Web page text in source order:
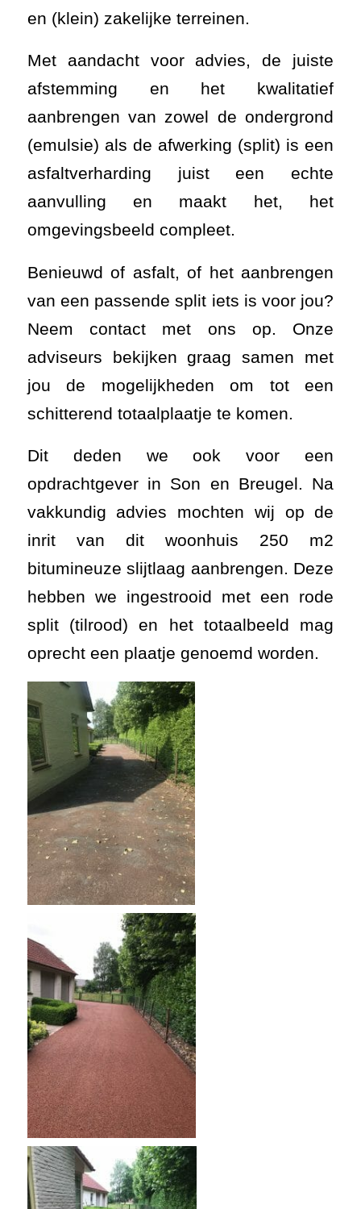
en (klein) zakelijke terreinen.
Met aandacht voor advies, de juiste
afstemming en het kwalitatief
aanbrengen van zowel de ondergrond
(emulsie) als de afwerking (split) is een
asfaltverharding juist een echte
aanvulling en maakt het, het
omgevingsbeeld compleet.
Benieuwd of asfalt, of het aanbrengen
van een passende split iets is voor jou?
Neem contact met ons op. Onze
adviseurs bekijken graag samen met
jou de mogelijkheden om tot een
schitterend totaalplaatje te komen.
Dit deden we ook voor een
opdrachtgever in Son en Breugel. Na
vakkundig advies mochten wij op de
inrit van dit woonhuis 250 m2
bitumineuze slijtlaag aanbrengen. Deze
hebben we ingestrooid met een rode
split (tilrood) en het totaalbeeld mag
oprecht een plaatje genoemd worden.